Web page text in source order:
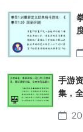
手游
集，